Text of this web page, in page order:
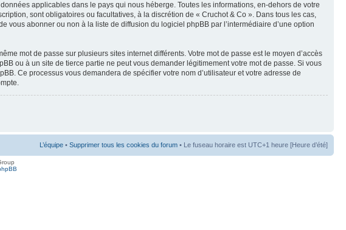
applicables dans le pays qui nous héberge. Toutes les informations, en-dehors de votre
sont obligatoires ou facultatives, à la discrétion de « Cruchot & Co ». Dans tous les cas,
abonner ou non à la liste de diffusion du logiciel phpBB par l’intermédiaire d’une option
mot de passe sur plusieurs sites internet différents. Votre mot de passe est le moyen d’accès
ou à un site de tierce partie ne peut vous demander légitimement votre mot de passe. Si vous
Ce processus vous demandera de spécifier votre nom d’utilisateur et votre adresse de
L’équipe • Supprimer tous les cookies du forum • Le fuseau horaire est UTC+1 heure [Heure d’été]